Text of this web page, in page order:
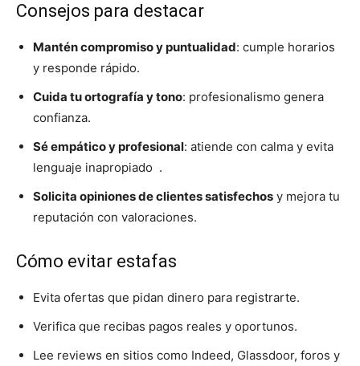
Consejos para destacar
Mantén compromiso y puntualidad: cumple horarios
y responde rápido.
Cuida tu ortografía y tono: profesionalismo genera
confianza.
Sé empático y profesional: atiende con calma y evita
lenguaje inapropiado .
Solicita opiniones de clientes satisfechos y mejora tu
reputación con valoraciones.
Cómo evitar estafas
Evita ofertas que pidan dinero para registrarte.
Verifica que recibas pagos reales y oportunos.
Lee reviews en sitios como Indeed, Glassdoor, foros y